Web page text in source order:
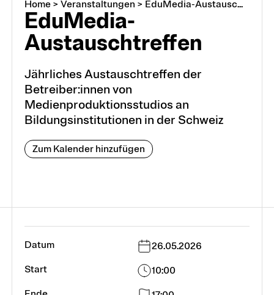
Home> Veranstaltungen > EduMedia-Austausc...
EduMedia-
Austauschtreffen
Jährliches Austauschtreffen der
Betreiber:innen von
Medienproduktionsstudios an
Bildungsinstitutionen in der Schweiz
Zum Kalender hinzufügen
26.05.2026
10:00